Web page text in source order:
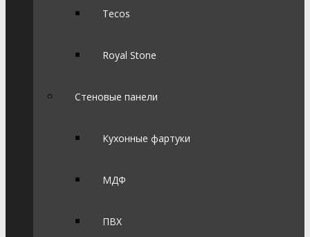
Tecos
Royal Stone
Стеновые панели
Кухонные фартуки
МДФ
ПВХ